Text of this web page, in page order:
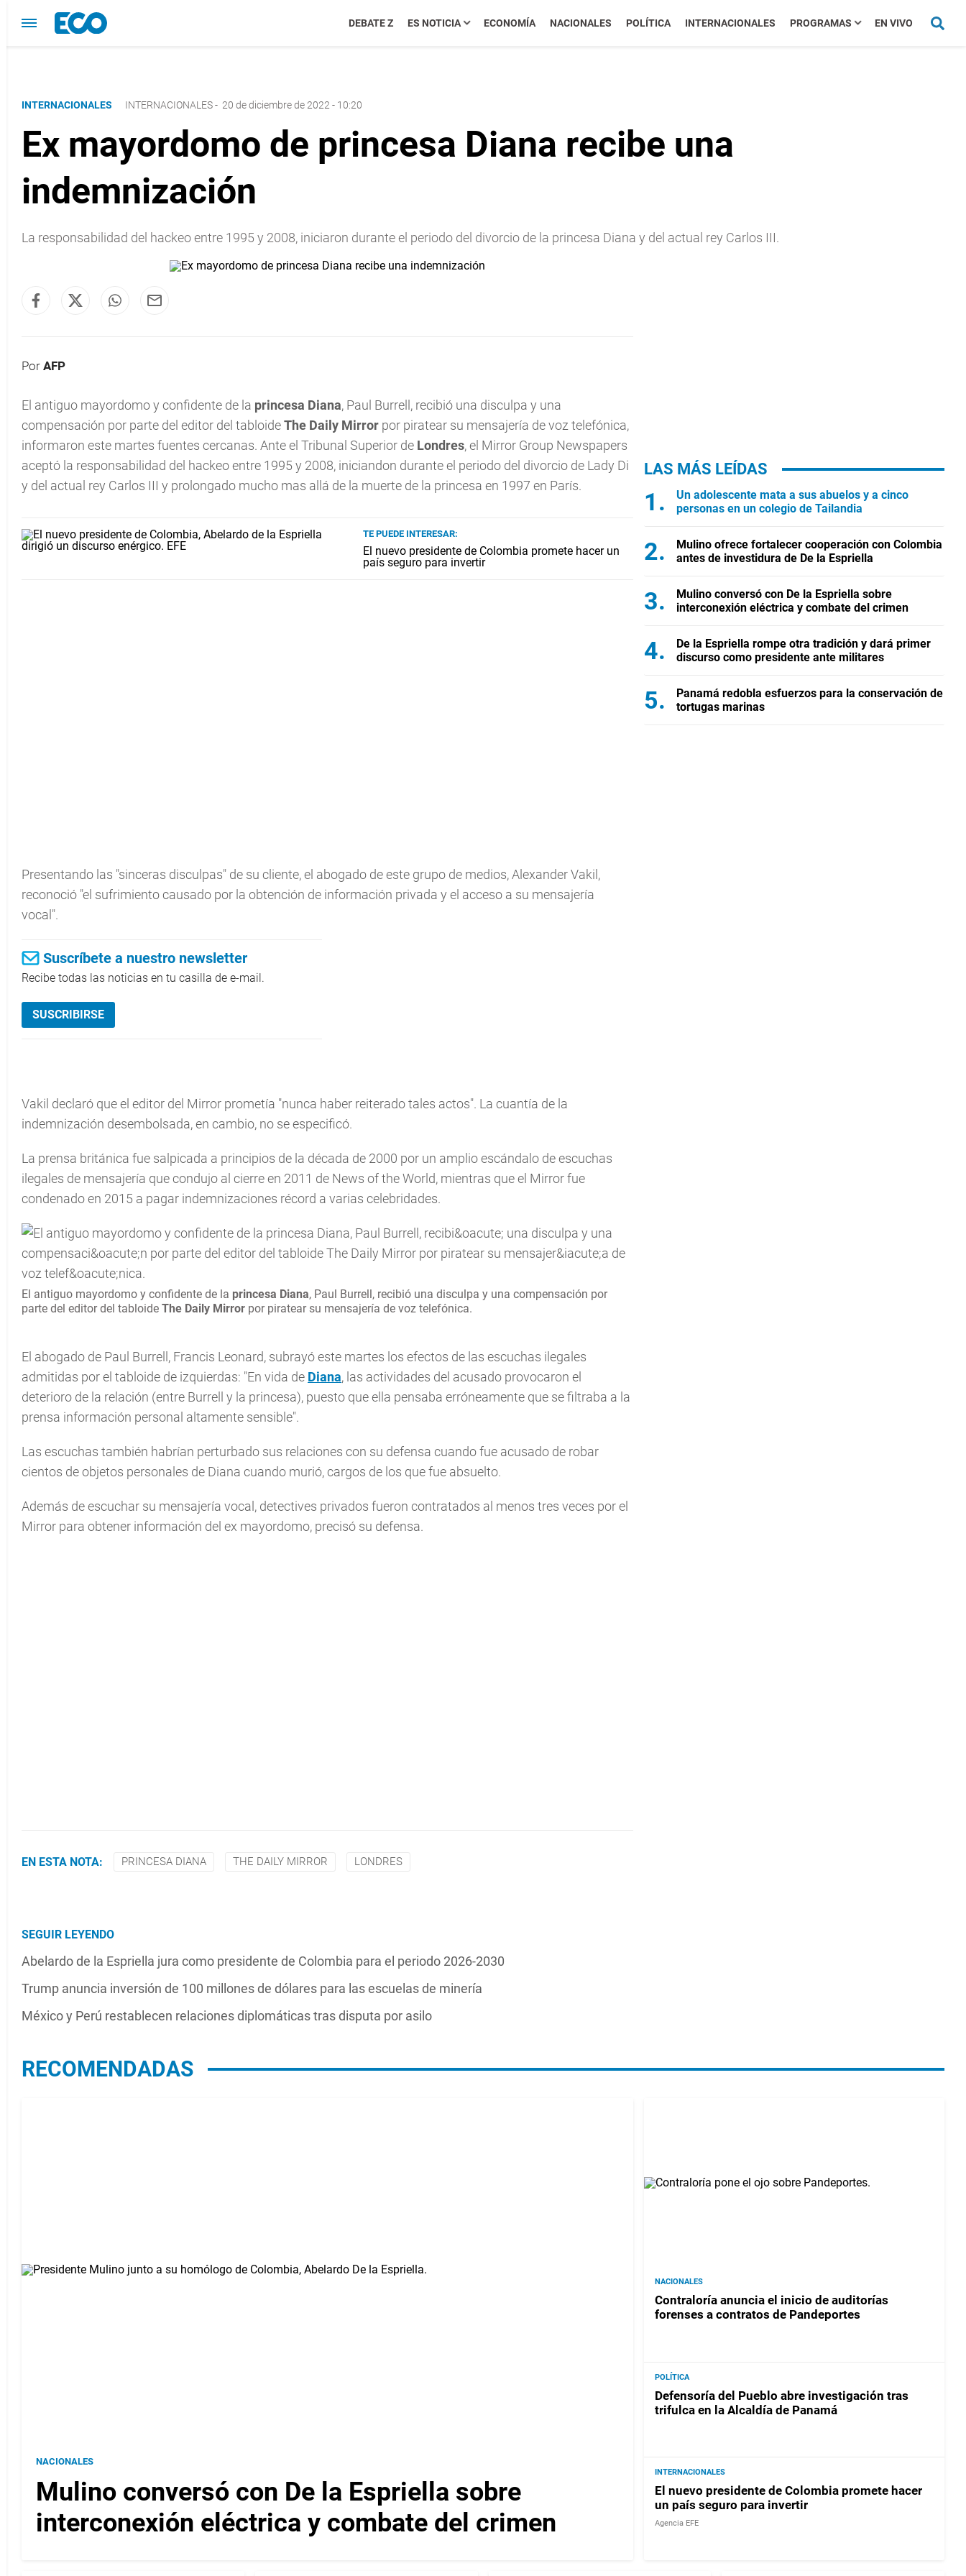
DEBATE Z ES NOTICIA ECONOMÍA NACIONALES POLÍTICA INTERNACIONALES PROGRAMAS EN VIVO
INTERNACIONALES INTERNACIONALES- 20 de diciembre de 2022 - 10:20
Ex mayordomo de princesa Diana recibe una
indemnización
La responsabilidad del hackeo entre 1995 y 2008, iniciaron durante el periodo del divorcio de la princesa Diana y del actual rey Carlos III.
Por AFP
El antiguo mayordomo y confidente de la princesa Diana, Paul Burrell, recibió una disculpa y una
compensación por parte del editor del tabloideThe Daily Mirror por piratear su mensajería de voz telefónica,
informaron este martes fuentes cercanas. Ante el Tribunal Superior de Londres, el Mirror Group Newspapers
aceptó la responsabilidad del hackeo entre 1995 y 2008, iniciandon durante el periodo del divorcio de Lady Di
y del actual rey Carlos III y prolongado mucho mas allá de la muerte de la princesa en 1997 en París.
TE PUEDE INTERESAR:
El nuevo presidente de Colombia promete hacer un
país seguro para invertir
Presentando las "sinceras disculpas" de su cliente, el abogado de este grupo de medios, Alexander Vakil,
reconoció "el sufrimiento causado por la obtención de información privada y el acceso a su mensajería
vocal".
Suscríbete a nuestro newsletter
Recibe todas las noticias en tu casilla de e-mail.
SUSCRIBIRSE
Vakil declaró que el editor del Mirror prometía "nunca haber reiterado tales actos". La cuantía de la
indemnización desembolsada, en cambio, no se especificó.
La prensa británica fue salpicada a principios de la década de 2000 por un amplio escándalo de escuchas
ilegales de mensajería que condujo al cierre en 2011 de News of the World, mientras que el Mirror fue
condenado en 2015 a pagar indemnizaciones récord a varias celebridades.
El antiguo mayordomo y confidente de la princesa Diana, Paul Burrell, recibió una disculpa y una compensación por
parte del editor del tabloide The Daily Mirror por piratear su mensajería de voz telefónica.
El abogado de Paul Burrell, Francis Leonard, subrayó este martes los efectos de las escuchas ilegales
admitidas por el tabloide de izquierdas: "En vida de Diana, las actividades del acusado provocaron el
deterioro de la relación (entre Burrell y la princesa), puesto que ella pensaba erróneamente que se filtraba a la
prensa información personal altamente sensible".
Las escuchas también habrían perturbado sus relaciones con su defensa cuando fue acusado de robar
cientos de objetos personales de Diana cuando murió, cargos de los que fue absuelto.
Además de escuchar su mensajería vocal, detectives privados fueron contratados al menos tres veces por el
Mirror para obtener información del ex mayordomo, precisó su defensa.
EN ESTA NOTA: PRINCESA DIANA THE DAILY MIRROR LONDRES
SEGUIR LEYENDO
Abelardo de la Espriella jura como presidente de Colombia para el periodo 2026-2030
Trump anuncia inversión de 100 millones de dólares para las escuelas de minería
México y Perú restablecen relaciones diplomáticas tras disputa por asilo
LAS MÁS LEÍDAS
Un adolescente mata a sus abuelos y a cinco
personas en un colegio de Tailandia
Mulino ofrece fortalecer cooperación con Colombia
antes de investidura de De la Espriella
Mulino conversó con De la Espriella sobre
interconexión eléctrica y combate del crimen
De la Espriella rompe otra tradición y dará primer
discurso como presidente ante militares
Panamá redobla esfuerzos para la conservación de
tortugas marinas
RECOMENDADAS
NACIONALES
Mulino conversó con De la Espriella sobre
interconexión eléctrica y combate del crimen
NACIONALES
Contraloría anuncia el inicio de auditorías
forenses a contratos de Pandeportes
POLÍTICA
Defensoría del Pueblo abre investigación tras
trifulca en la Alcaldía de Panamá
INTERNACIONALES
El nuevo presidente de Colombia promete hacer
un país seguro para invertir
Agencia EFE